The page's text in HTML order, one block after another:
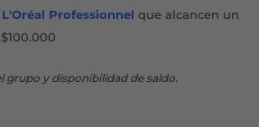
L'Oréal Professionnel que alcancen un
grupo y disponibilidad de saldo.